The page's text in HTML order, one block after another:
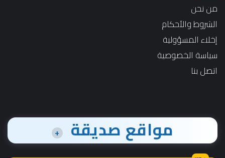
من نحن
الشروط والأحكام
إخلاء المسؤولية
سياسة الخصوصية
اتصل بنا
مواقع صديقة +